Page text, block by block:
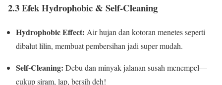
2.3 Efek Hydrophobic & Self-Cleaning
Hydrophobic Effect: Air hujan dan kotoran menetes seperti
dibalut lilin, membuat pembersihan jadi super mudah.
Self-Cleaning: Debu dan minyak jalanan susah menempel—
cukup siram, lap, bersih deh!